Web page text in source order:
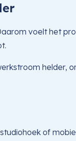
voelt het
helder,
of